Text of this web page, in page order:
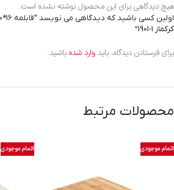
هیچ دیدگاهی برای این محصول نوشته نشده است.
کرکماز 1901-1
”
برای فرستادن دیدگاه، باید وارد شده باشید.
محصولات مرتبط
اتمام موجودی اتمام موجودی